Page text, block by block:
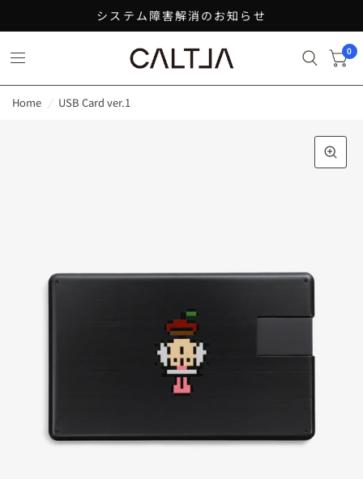
システム障害解消のお知らせ
0
Home / USB Card ver.1